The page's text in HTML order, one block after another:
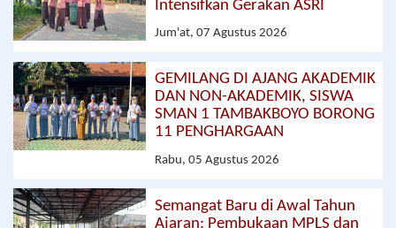
Intensifkan Gerakan ASRI
Jum'at, 07 Agustus 2026
GEMILANG DI AJANG AKADEMIK
DAN NON-AKADEMIK, SISWA
SMAN 1 TAMBAKBOYO BORONG
11 PENGHARGAAN
Rabu, 05 Agustus 2026
Semangat Baru di Awal Tahun
Ajaran: Pembukaan MPLS dan